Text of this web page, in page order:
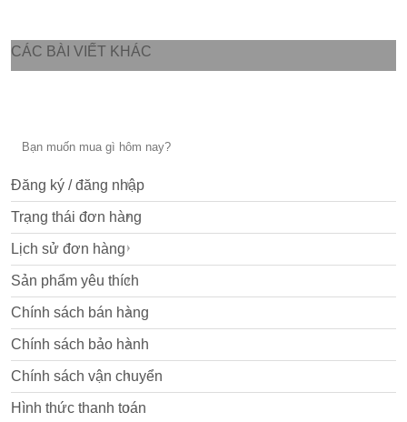
CÁC BÀI VIẾT KHÁC
Đăng ký / đăng nhập
Trạng thái đơn hàng
Lịch sử đơn hàng
Sản phẩm yêu thích
Chính sách bán hàng
Chính sách bảo hành
Chính sách vận chuyển
Hình thức thanh toán